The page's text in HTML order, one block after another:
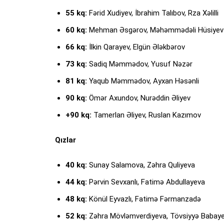
55 kq: Fərid Xudiyev, İbrahim Talıbov, Rza Xəlilli
60 kq: Mehman Əsgərov, Məhəmmədəli Hüsiyev
66 kq: İlkin Qarayev, Elgün Ələkbərov
73 kq: Sadiq Məmmədov, Yusuf Nəzər
81 kq: Yaqub Məmmədov, Ayxan Həsənli
90 kq: Ömər Axundov, Nurəddin Əliyev
+90 kq: Tamerlan Əliyev, Ruslan Kazımov
Qızlar
40 kq: Sunay Salamova, Zəhra Quliyeva
44 kq: Pərvin Sevxanlı, Fatimə Abdullayeva
48 kq: Könül Eyvazlı, Fatimə Fərmanzadə
52 kq: Zəhra Mövləmverdiyeva, Tövsiyyə